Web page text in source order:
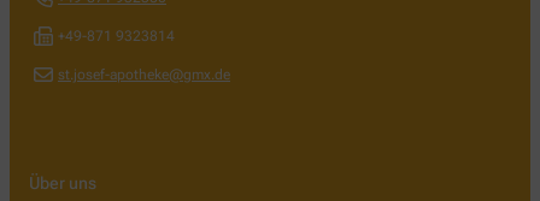
+49-871 9323814
st.josef-apotheke@gmx.de
Über uns